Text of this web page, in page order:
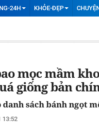
24H KHỎE-ĐẸP
mọc mầm
giống bản
danh sách bánh ngọt
13:52